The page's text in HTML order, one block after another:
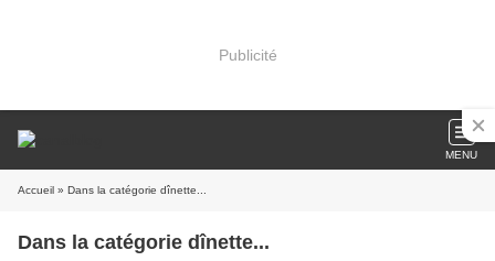
Publicité
MENU
Accueil » Dans la catégorie dînette...
Dans la catégorie dînette...